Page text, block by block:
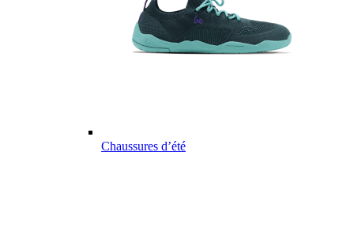
Chaussures d’été